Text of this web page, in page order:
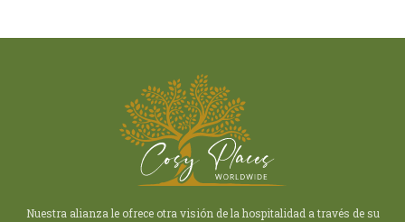
Nuestra alianza le ofrece otra visión de la hospitalidad a través de su